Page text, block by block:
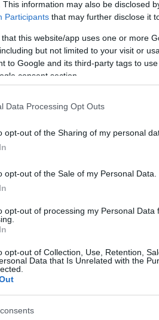
This information may also be disclosed
Participants that may further disclose it
that this website/app uses one or more
but not limited to your visit or
to Google and its third-party tags to
consent section.
Data Processing Opt Outs
opt-out of the Sharing of my personal
opt-out of the Sale of my Personal Data.
opt-out of processing my Personal Data
opt-out of Collection, Use, Retention,
Data that Is Unrelated with the
a közreműködőkkel, akiknek
létezni, mégis
működni?
vonhat le belőle
Annak minden esetben
cikkek egy nemlétező hírnevet
véget ér a
fontos dolog. A rap alapköve
nem esik jól néha, ha pozitív
a gondolataink. Viszont
emiatt. Másfelől egy
véges terhelhetőségű
is mi folynánk, de néha már
van szó. Csak a legjobb
átadni azokat a gondolatokat,
Nem akarunk nagyobb sikert,
a zenénk és masszív, pozitív
nem jelent tömegeket.
szinten, rádióban,
hop sikeréről?
is, hogy a kultúra mennyire
azt. Az esztétikai
hozza közelebb az igazságot. A